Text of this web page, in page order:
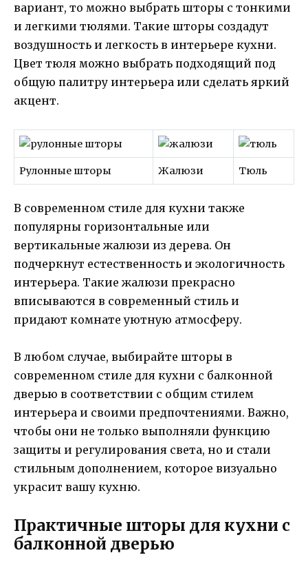
вариант, то можно выбрать шторы с тонкими
и легкими тюлями. Такие шторы создадут
воздушность и легкость в интерьере кухни.
Цвет тюля можно выбрать подходящий под
общую палитру интерьера или сделать яркий
акцент.
Рулонные шторы Жалюзи Тюль
В современном стиле для кухни также
популярны горизонтальные или
вертикальные жалюзи из дерева. Он
подчеркнут естественность и экологичность
интерьера. Такие жалюзи прекрасно
вписываются в современный стиль и
придают комнате уютную атмосферу.
В любом случае, выбирайте шторы в
современном стиле для кухни с балконной
дверью в соответствии с общим стилем
интерьера и своими предпочтениями. Важно,
чтобы они не только выполняли функцию
защиты и регулирования света, но и стали
стильным дополнением, которое визуально
украсит вашу кухню.
Практичные шторы для кухни с
балконной дверью